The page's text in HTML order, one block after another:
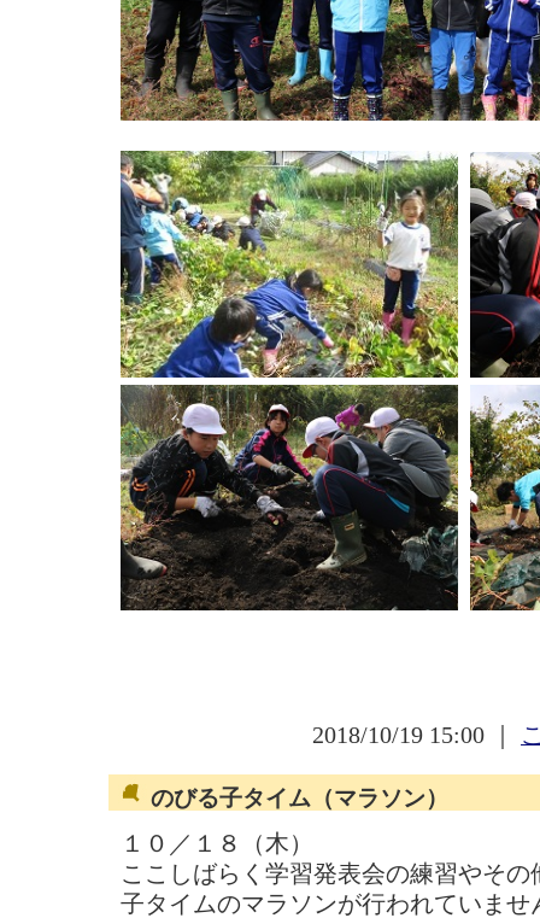
2018/10/19 15:00 ｜
のびる子タイム（マラソン）
１０／１８（木）
ここしばらく学習発表会の練習やそ
子タイムのマラソンが行われていま